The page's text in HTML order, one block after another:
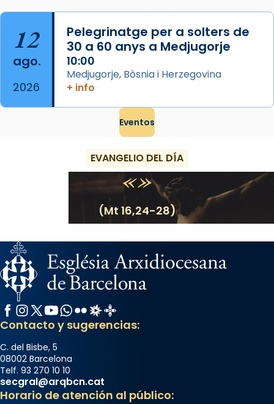
12
ago.
2026
Pelegrinatge per a solters de
30 a 60 anys a Medjugorje
10:00
Medjugorje, Bòsnia i Herzegovina
+ info
Eventos
EVANGELIO DEL DÍA
(Mt 16,24-28)
Facebook
Instagram
X / Twitter
YouTube
WhatsApp
FlickrRadio Estel
Catalunya Cristiana
Contacto y sugerencias:
C. del Bisbe, 5
08002 Barcelona
Telf. 93 270 10 10
secgral@arqbcn.cat
Horario de atención al público: